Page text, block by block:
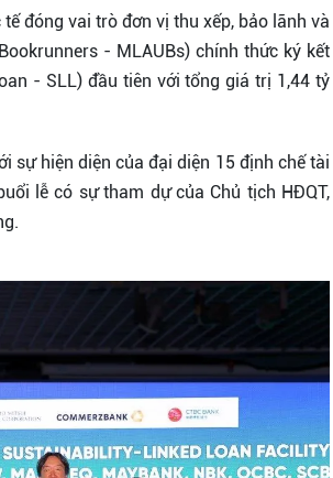
đóng vai trò đơn vị thu xếp, bảo lãnh và
- MLAUBs) chính thức ký kết
- SLL) đầu tiên với tổng giá trị 1,44 tỷ
sự hiện diện của đại diện 15 định chế tài
lễ có sự tham dự của Chủ tịch HĐQT,